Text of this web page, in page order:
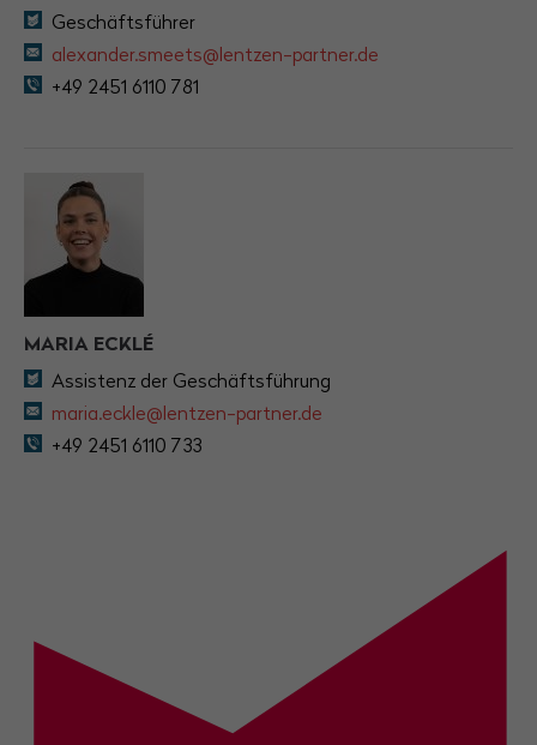
Geschäftsführer
alexander.smeets@lentzen-partner.de
+49 2451 6110 781
MARIA ECKLÉ
Assistenz der Geschäftsführung
maria.eckle@lentzen-partner.de
+49 2451 6110 733